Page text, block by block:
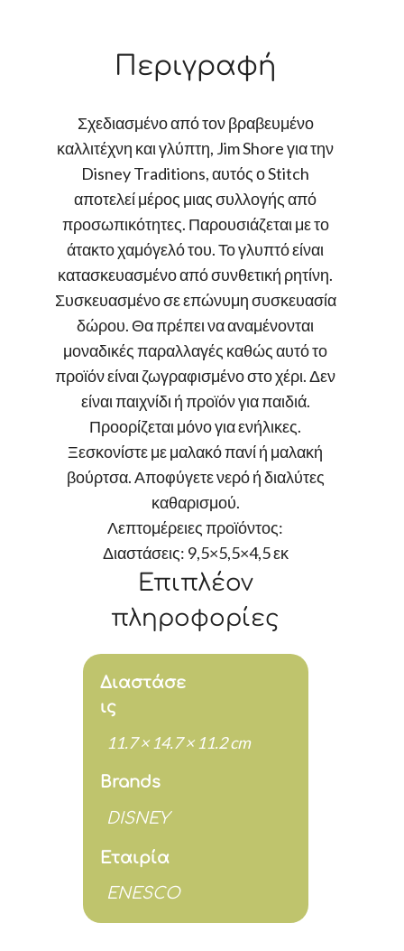
9,5
ποσότητα
Περιγραφή
Σχεδιασμένο από τον βραβευμένο
καλλιτέχνη και γλύπτη, Jim Shore για την
Disney Traditions, αυτός ο Stitch
αποτελεί μέρος μιας συλλογής από
προσωπικότητες. Παρουσιάζεται με το
άτακτο χαμόγελό του. Το γλυπτό είναι
κατασκευασμένο από συνθετική ρητίνη.
Συσκευασμένο σε επώνυμη συσκευασία
δώρου. Θα πρέπει να αναμένονται
μοναδικές παραλλαγές καθώς αυτό το
προϊόν είναι ζωγραφισμένο στο χέρι. Δεν
είναι παιχνίδι ή προϊόν για παιδιά.
Προορίζεται μόνο για ενήλικες.
Ξεσκονίστε με μαλακό πανί ή μαλακή
βούρτσα. Αποφύγετε νερό ή διαλύτες
καθαρισμού.
Λεπτομέρειες προϊόντος:
Διαστάσεις: 9,5×5,5×4,5 εκ
Επιπλέον
πληροφορίες
Διαστάσε
ις
11.7 × 14.7 × 11.2 cm
Brands
DISNEY
Εταιρία
ENESCO